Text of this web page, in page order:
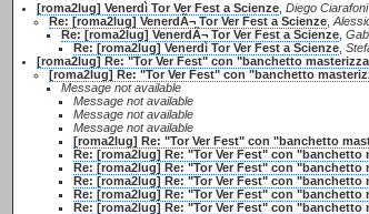
[roma2lug] Venerdì Tor Ver Fest a Scienze Diego Ciarafoni
Re: [roma2lug] VenerdÃ¬ Tor Ver Fest a Scienze
Re: [roma2lug] VenerdÃ¬ Tor Ver Fest a Scienze
Re: [roma2lug] Venerdì Tor Ver Fest a Scienze
[roma2lug] Re: "Tor Ver Fest" con "banchetto
[roma2lug] Re: "Tor Ver Fest" con "banchetto
Message not available
Message not available
Message not available
Message not available
[roma2lug] Re: "Tor Ver Fest" con "banchetto
Re: [roma2lug] Re: "Tor Ver Fest" con
Re: [roma2lug] Re: "Tor Ver Fest" con
Re: [roma2lug] Re: "Tor Ver Fest" con
Re: [roma2lug] Re: "Tor Ver Fest" con
Re: [roma2lug] Re: "Tor Ver Fest" con